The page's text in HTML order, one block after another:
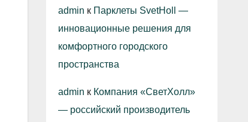
admin к Парклеты SvetHoll —
инновационные решения для
комфортного городского
пространства
admin к Компания «СветХолл»
— российский производитель